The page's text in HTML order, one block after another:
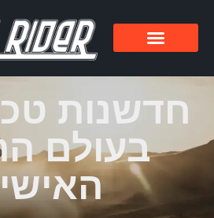
חדשנות
בעולם